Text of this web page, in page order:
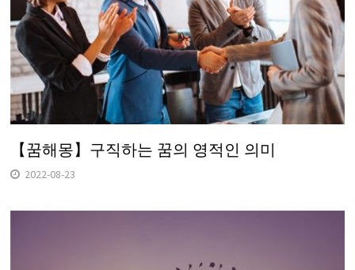
【꿈해몽】구직하는 꿈의 영적인 의미
2022-08-23